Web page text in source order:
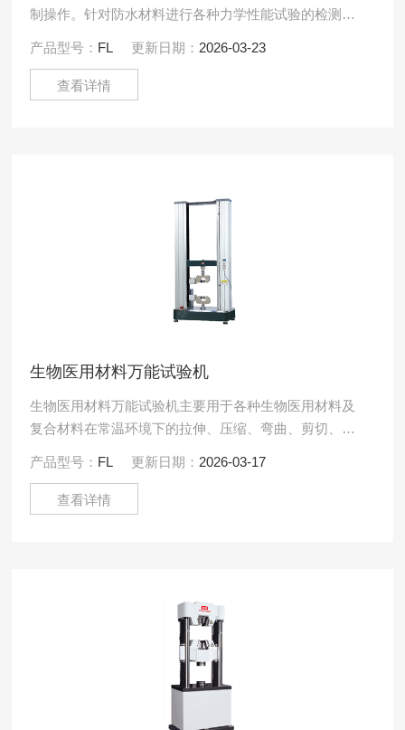
制操作。针对防水材料进行各种力学性能试验的检测，
验.....
产品型号： FL 更新日期： 2026-03-23
查看详情
生物医用材料万能试验机
生物医用材料万能试验机主要用于各种生物医用材料及
复合材料在常温环境下的拉伸、压缩、弯曲、剪切、剥
据GB、ISO、.....
产品型号： FL 更新日期： 2026-03-17
查看详情